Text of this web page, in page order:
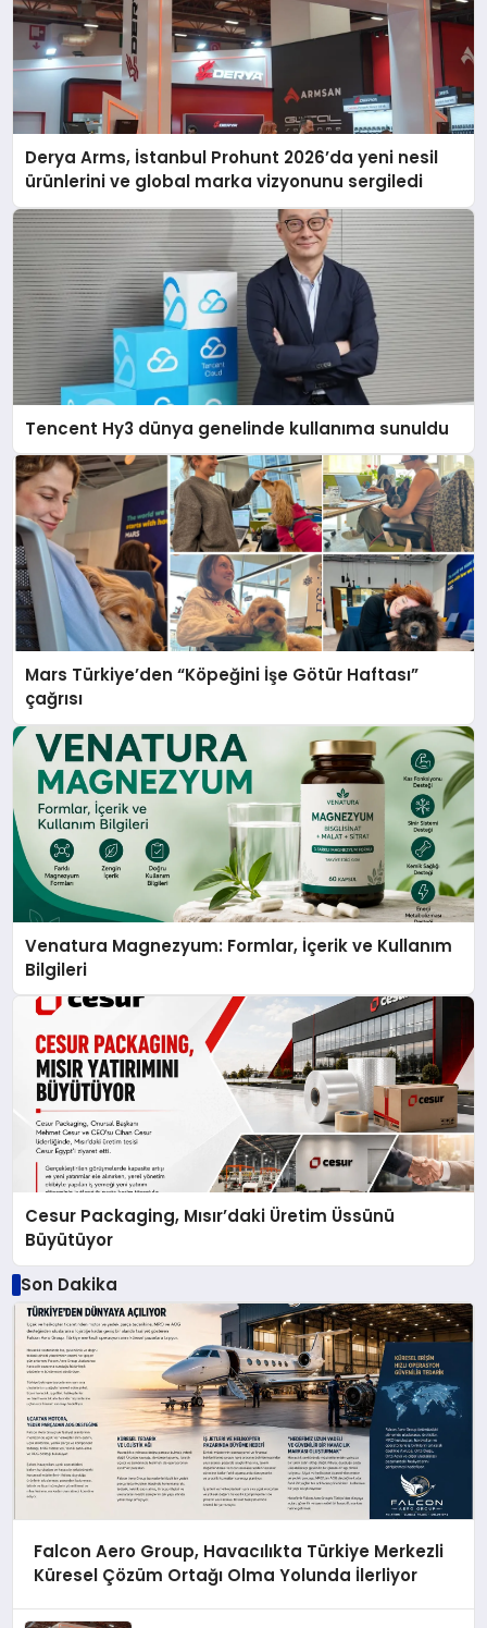
Derya Arms, İstanbul Prohunt 2026’da yeni nesil
ürünlerini ve global marka vizyonunu sergiledi
Tencent Hy3 dünya genelinde kullanıma sunuldu
Mars Türkiye’den “Köpeğini İşe Götür Haftası”
çağrısı
Venatura Magnezyum: Formlar, İçerik ve Kullanım
Bilgileri
Cesur Packaging, Mısır’daki Üretim Üssünü
Büyütüyor
Son Dakika
Falcon Aero Group, Havacılıkta Türkiye Merkezli
Küresel Çözüm Ortağı Olma Yolunda İlerliyor